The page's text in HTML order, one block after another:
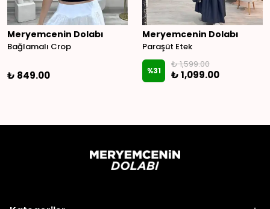
Meryemcenin Dolabı
Bağlamalı Crop
₺ 849.00
Meryemcenin Dolabı
Paraşüt Etek
%31
₺ 1,599.00
₺ 1,099.00